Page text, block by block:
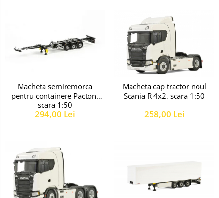
Macheta semiremorca
pentru containere Pacton,
scara 1:50
294,00 Lei
Macheta cap tractor noul
Scania R 4x2, scara 1:50
258,00 Lei